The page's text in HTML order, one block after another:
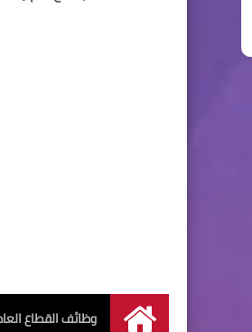
الرئيسية
وظائف القطاع